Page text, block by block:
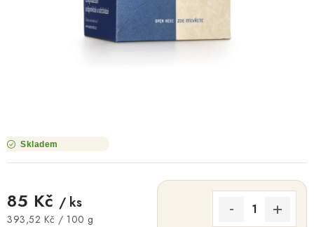
Skladem
85 Kč / ks
Měrná cena:
393,52 Kč / 100 g